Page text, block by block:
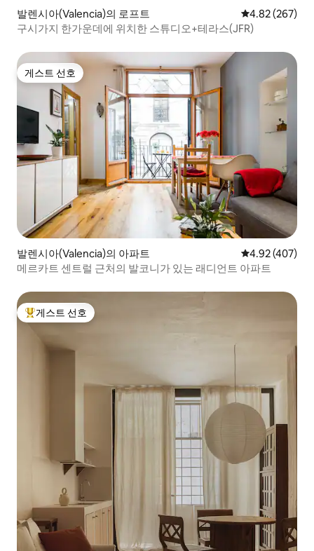
발렌시아(Valencia)의 로프트 평점 4.82점(5
4.82 (267)
구시가지 한가운데에 위치한 스튜디오+테라스(JFR)
게스트 선호
게스트 선호
발렌시아(Valencia)의 아파트 평점 4.92점(5
4.92 (407)
메르카트 센트럴 근처의 발코니가 있는 래디언트 아파트
상위 게스트 선호
게스트 선호